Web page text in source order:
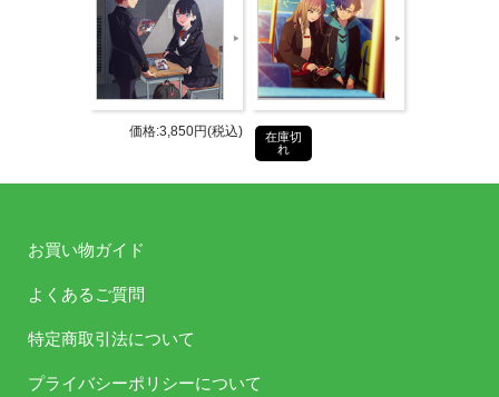
Vol.1は、新規録りおろしラジオと、第1回～第11回の
アーカイブを収録！
リスナーの皆さんは、ぜひアシストウェポンとしてこ
のCDを買って、パーソナリティのアシスト、よろし
発売日
パーソ
ナリテ
価格:3,850円(税込)
在庫切
れ
お買い物ガイド
よくあるご質問
特定商取引法について
プライバシーポリシーについて